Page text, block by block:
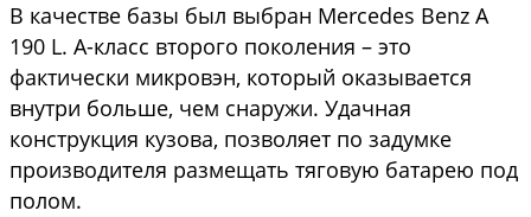
В качестве базы был выбран Mercedes Benz A
190 L. А-класс второго поколения – это
фактически микровэн, который оказывается
внутри больше, чем снаружи. Удачная
конструкция кузова, позволяет по задумке
производителя размещать тяговую батарею под
полом.